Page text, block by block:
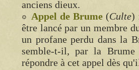
anciens dieux.
Appel de Brume (Culte)
être lancé par un membre
un profane perdu dans la
semble-t-il, par la
répondre à cet appel dès